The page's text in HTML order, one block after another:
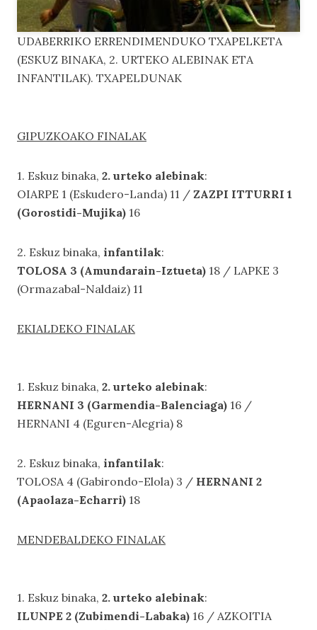
UDABERRIKO ERRENDIMENDUKO TXAPELKETA
(ESKUZ BINAKA, 2. URTEKO ALEBINAK ETA
INFANTILAK). TXAPELDUNAK
GIPUZKOAKO FINALAK
1. Eskuz binaka, 2. urteko alebinak:
OIARPE 1 (Eskudero-Landa) 11 / ZAZPI ITTURRI 1
(Gorostidi-Mujika) 16
2. Eskuz binaka, infantilak:
TOLOSA 3 (Amundarain-Iztueta) 18 / LAPKE 3
(Ormazabal-Naldaiz) 11
EKIALDEKO FINALAK
1. Eskuz binaka, 2. urteko alebinak:
HERNANI 3 (Garmendia-Balenciaga) 16 /
HERNANI 4 (Eguren-Alegria) 8
2. Eskuz binaka, infantilak:
TOLOSA 4 (Gabirondo-Elola) 3 / HERNANI 2
(Apaolaza-Echarri) 18
MENDEBALDEKO FINALAK
1. Eskuz binaka, 2. urteko alebinak:
ILUNPE 2 (Zubimendi-Labaka) 16 / AZKOITIA